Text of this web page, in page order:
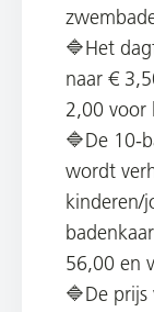
🔷Het
naar €
2,00 voor
🔷De 10-
wordt
kinderen/
56,00 en
🔷De